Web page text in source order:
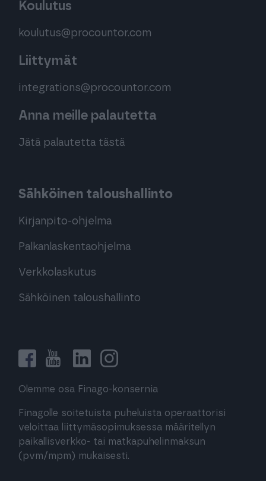
Koulutus
koulutus@procountor.com
Liittymät
integrations@procountor.com
Anna meille palautetta
Jätä palautetta tästä
Sähköinen taloushallinto
Kirjanpito-ohjelma
Palkanlaskentaohjelma
Verkkolaskutus
Sähköinen taloushallinto
Olemme osa Finago-konsernia
Finagolle soitetuista puheluista operaattorisi
veloittaa liittymäsopimuksessa määritellyn
paikallisverkko- tai matkapuhelinmaksun
(pvm/mpm) mukaisesti.